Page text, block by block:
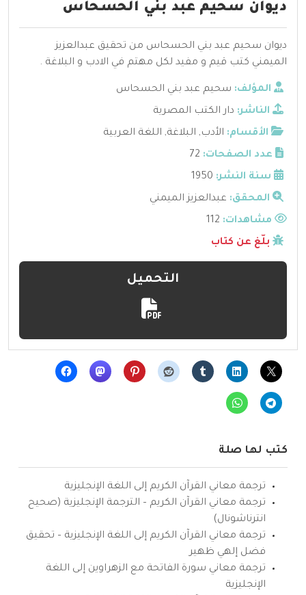
ديوان سحيم عبد بني الحسحاس
ديوان سحيم عبد بني الحسحاس من تحقيق عبدالعزيز
الميمني كتب قيم و مفيد لكل مهتم في الادب و البلاغة .
المؤلف: سحيم عبد بني الحسحاس
الناشر: دار الكتب المصرية
الأقسام: الأدب, البلاغة, اللغة العربية
عدد الصفحات: 72
سنة النشر: 1950
المحقق: عبدالعزيز الميمني
مشاهدات:
بلّغ عن كتاب
التحميل
كتب لها صلة
ترجمة معاني القرآن الكريم إلى اللغة الإنجليزية
ترجمة معاني القرآن الكريم – الترجمة الإنجليزية (صحيح
انترناشونال)
ترجمة معاني القرآن الكريم إلى اللغة الإنجليزية – تحقيق
فضل إلهي ظهير
ترجمة معاني سورة الفاتحة مع الزهراوين إلى اللغة
الإنجليزية